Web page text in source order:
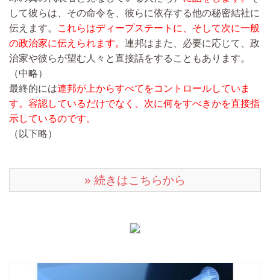
して彼らは、その命令を、彼らに依存する他の秘密結社に
伝えます。
これらはディープステートに、そして次に一般
の政治家に伝えられます。 連邦はまた、必要に応じて、政
治家や彼らが望む人々と直接話をすることもあります。
（中略）
最終的には連邦が上からすべてをコントロールしていま
す。容認しているだけでなく、次に何をすべきかを直接指
示しているのです。
（以下略）
» 続きはこちらから